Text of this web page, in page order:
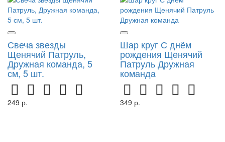
Свеча звезды
Щенячий Патруль,
Дружная команда, 5
см, 5 шт.
249 р.
Шар круг С днём
рождения Щенячий
Патруль Дружная
команда
349 р.